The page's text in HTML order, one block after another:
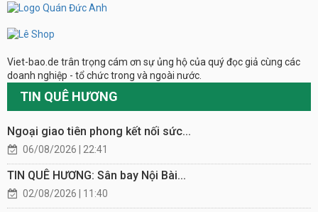
Viet-bao.de trân trọng cám ơn sự ủng hộ của quý đọc giả cùng các
doanh nghiệp - tổ chức trong và ngoài nước.
TIN QUÊ HƯƠNG
Ngoại giao tiên phong kết nối sức...
06/08/2026 | 22:41
TIN QUÊ HƯƠNG: Sân bay Nội Bài...
02/08/2026 | 11:40